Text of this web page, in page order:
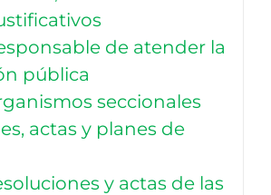
de atender la
pública
seccionales
actas y planes de
y actas de las